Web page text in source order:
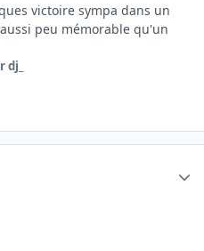
victoire sympa dans un
peu mémorable qu'un
dj_